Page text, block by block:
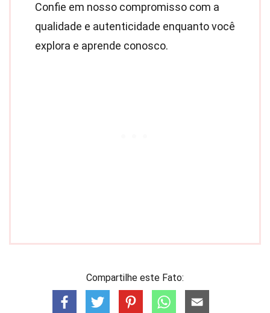
Confie em nosso compromisso com a
qualidade e autenticidade enquanto você
explora e aprende conosco.
Compartilhe este Fato: